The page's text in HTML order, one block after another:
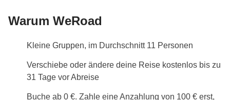
Warum WeRoad
Kleine Gruppen, im Durchschnitt 11 Personen
Verschiebe oder ändere deine Reise kostenlos bis zu
31 Tage vor Abreise
Buche ab 0 €. Zahle eine Anzahlung von 100 € erst,